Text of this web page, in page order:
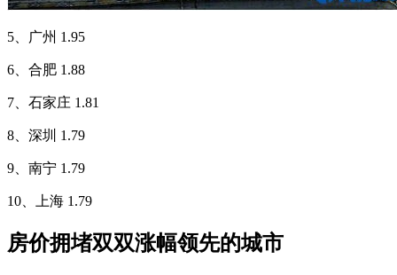
5、广州 1.95
6、合肥 1.88
7、石家庄 1.81
8、深圳 1.79
9、南宁 1.79
10、上海 1.79
房价拥堵双双涨幅领先的城市